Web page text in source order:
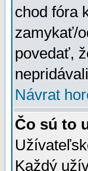
chod fóra
zamykať/
povedať,
Návrat
Čo sú to
Každý